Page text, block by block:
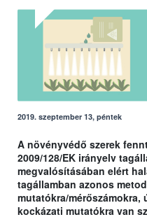
2019. szeptember 13, péntek
A növényvédő szerek
2009/128/EK irányelv
megvalósításában elért
tagállamban azonos
mutatókra/
kockázati mutatókra van